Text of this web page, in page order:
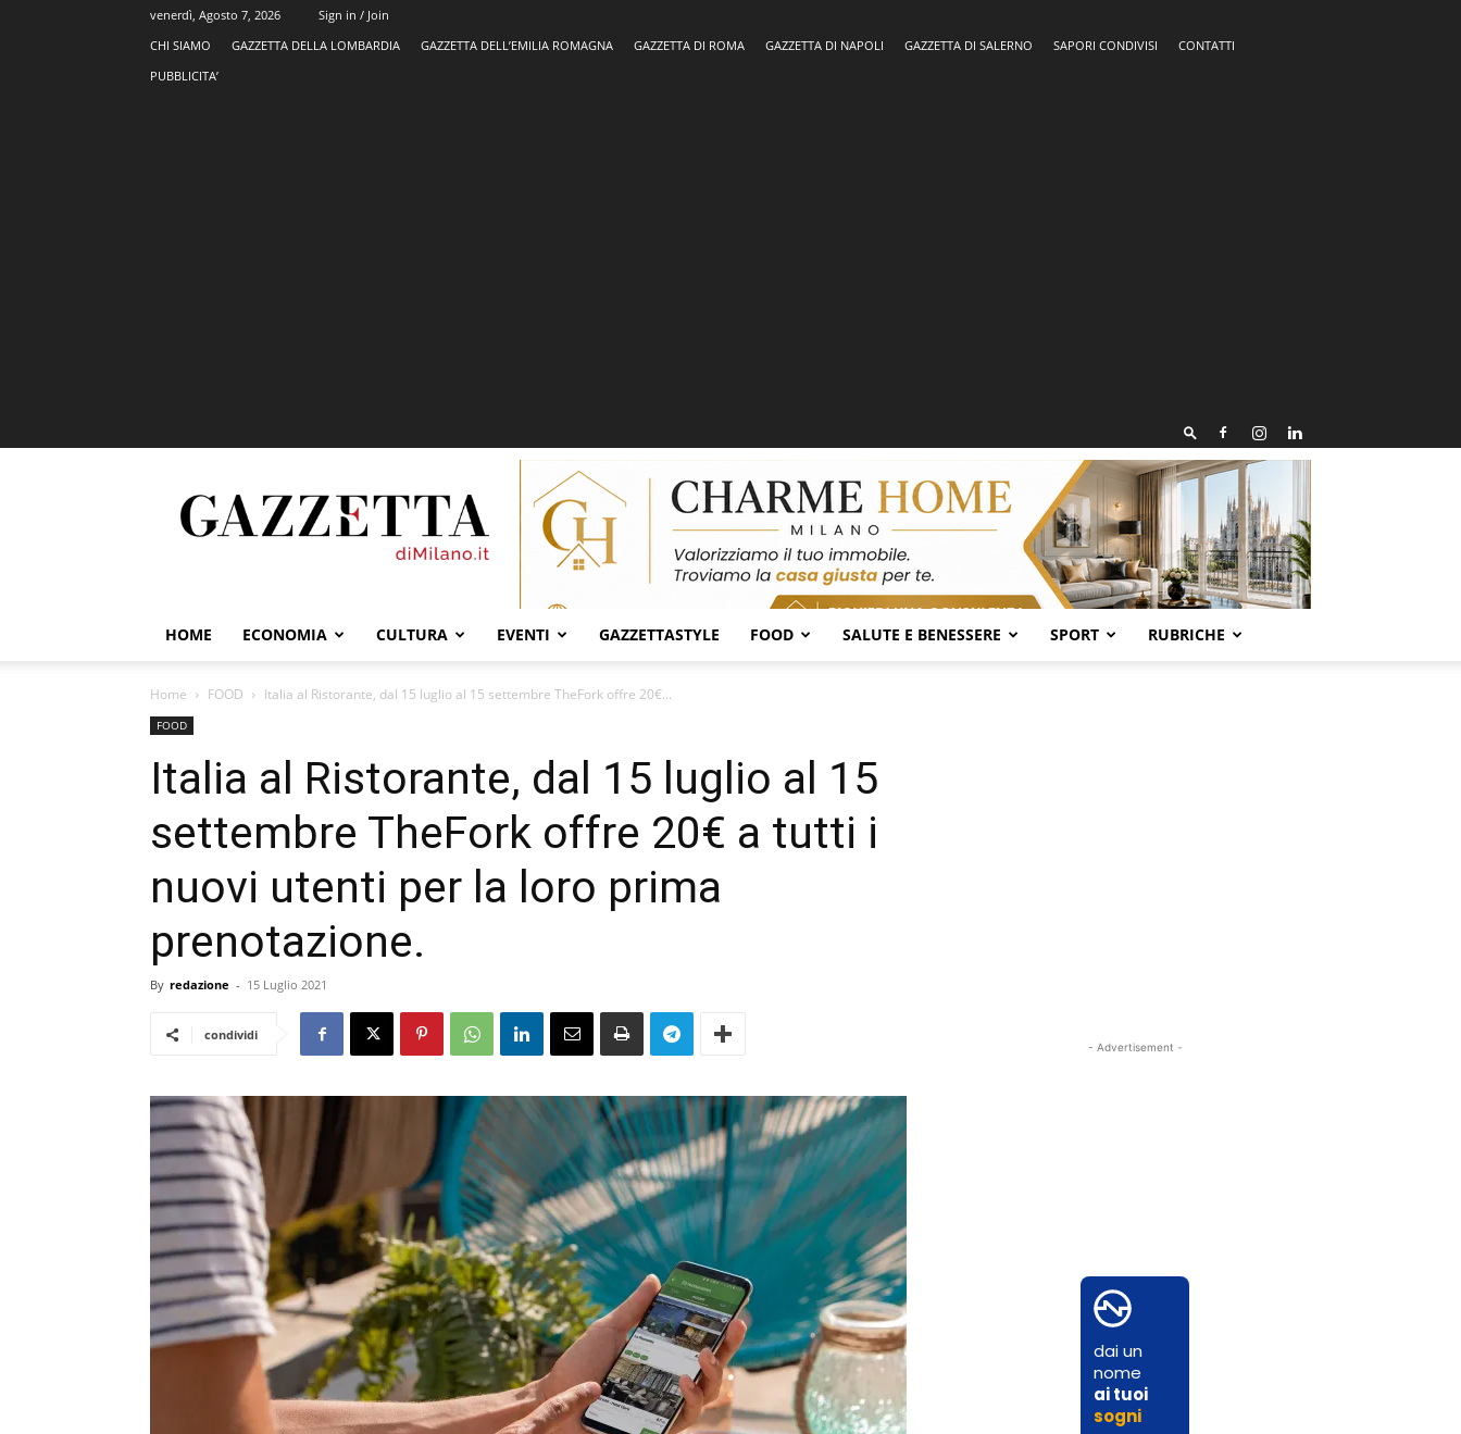
venerdì, Agosto 7, 2026
Sign in / Join
CHI SIAMO
GAZZETTA DELLA LOMBARDIA GAZZETTA DELL’EMILIA ROMAGNA GAZZETTA DI ROMA GAZZETTA DI NAPOLI GAZZETTA DI SALERNO SAPORI CONDIVISI
CONTATTI
PUBBLICITA’
HOME ECONOMIA CULTURA EVENTI GAZZETTASTYLE FOOD SALUTE E BENESSERE SPORT RUBRICHE
Home FOOD Italia al Ristorante, dal 15 luglio al 15 settembre TheFork offre 20€...
FOOD
Italia al Ristorante, dal 15 luglio al 15
settembre TheFork offre 20€ a tutti i
nuovi utenti per la loro prima
prenotazione.
By redazione - 15 Luglio 2021
condividi
- Advertisement -